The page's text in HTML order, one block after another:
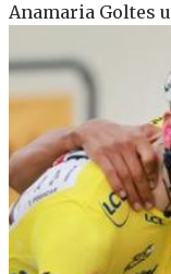
Anamaria Goltes